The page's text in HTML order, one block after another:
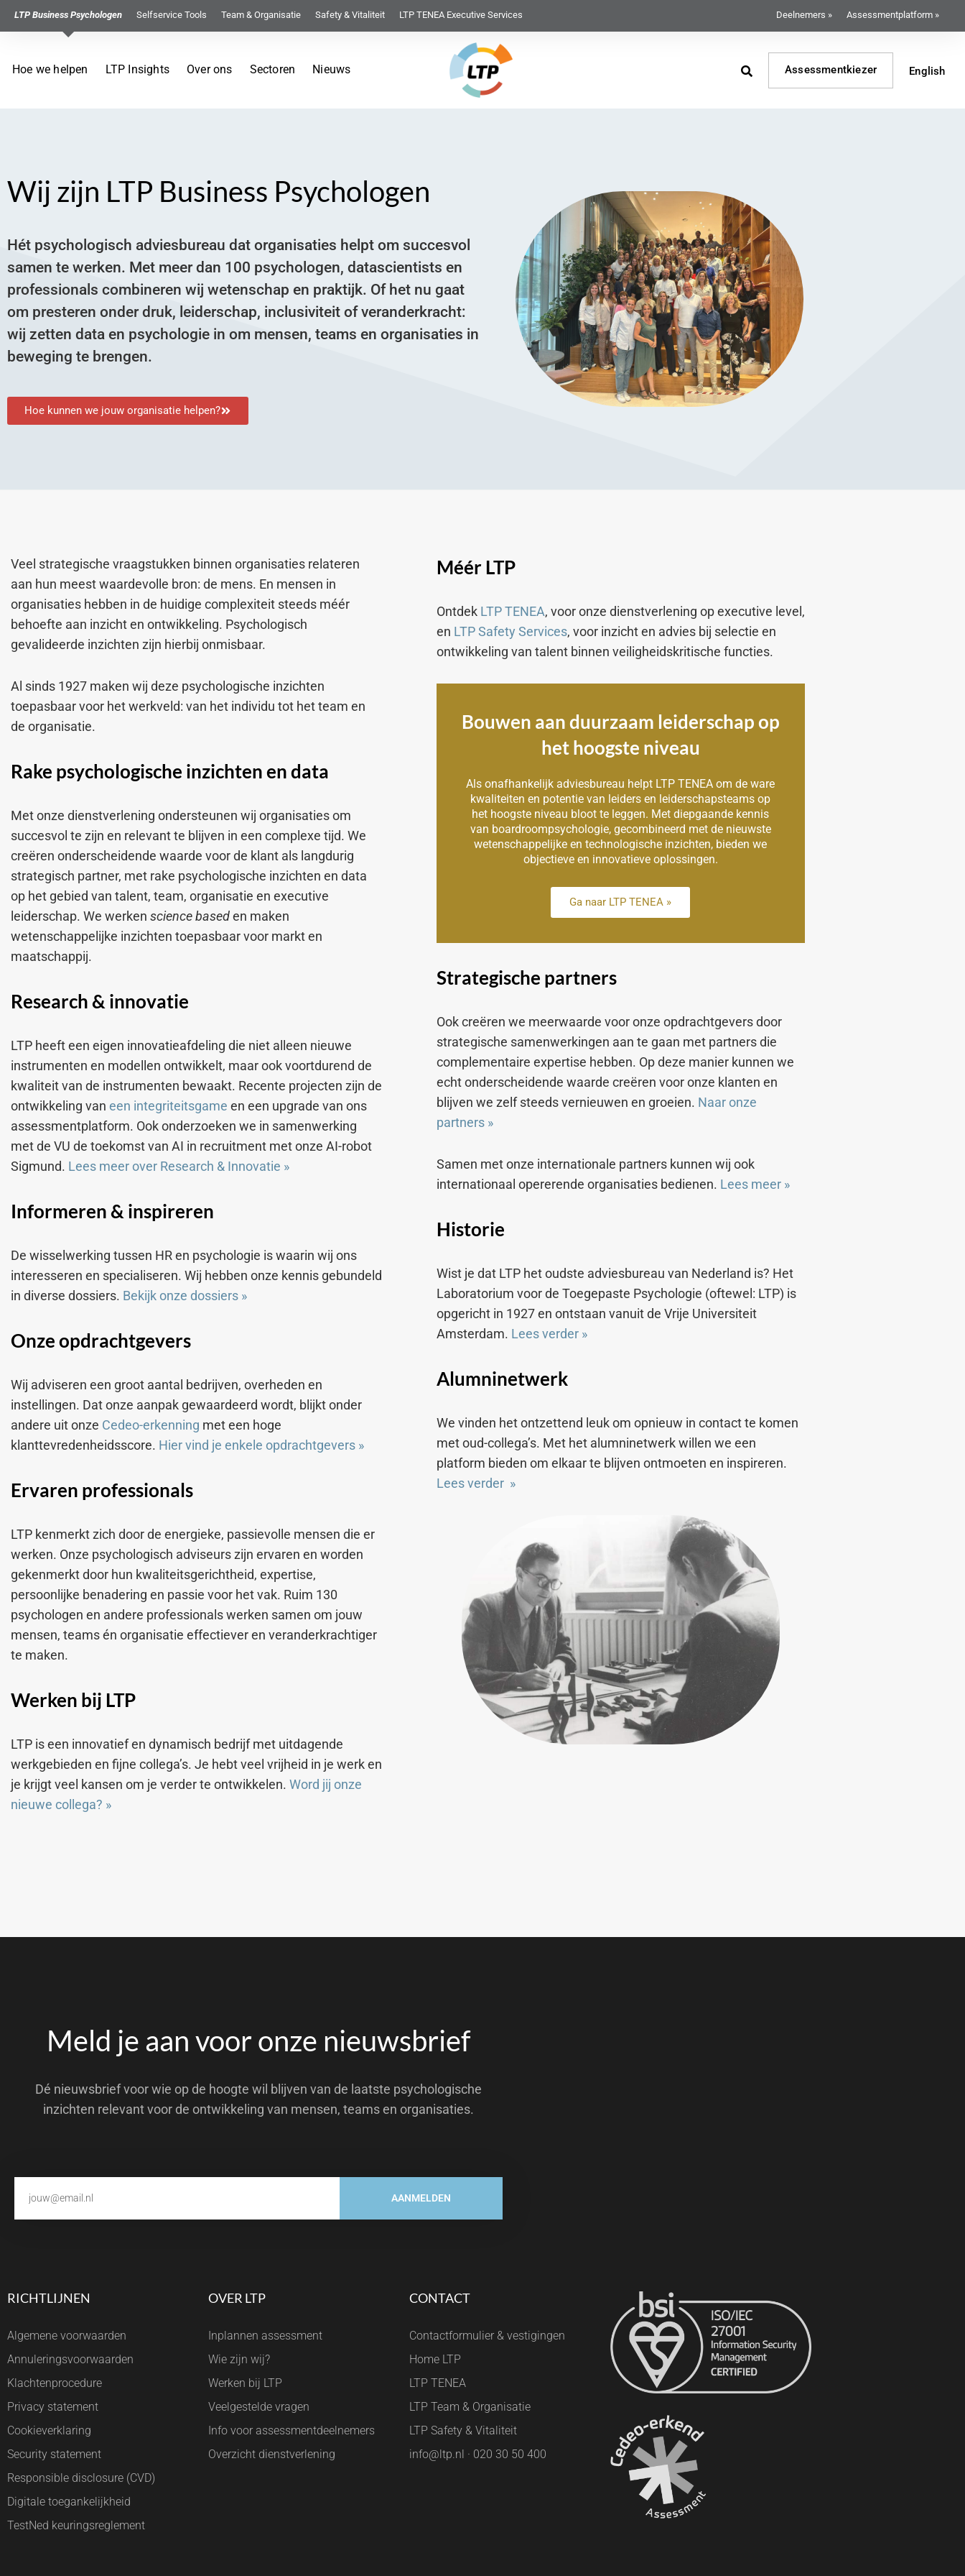
LTP Business Psychologen Selfservice Tools Team & Organisatie Safety & Vitaliteit LTP TENEA Executive Services Deelnemers » Assessmentplatform »
Hoe we helpen LTP Insights Over ons Sectoren Nieuws Assessmentkiezer English
Wij zijn LTP Business Psychologen
Hét psychologisch adviesbureau dat organisaties helpt om succesvol
samen te werken. Met meer dan 100 psychologen, datascientists en
professionals combineren wij wetenschap en praktijk. Of het nu gaat
om presteren onder druk, leiderschap, inclusiviteit of veranderkracht:
wij zetten data en psychologie in om mensen, teams en organisaties in
beweging te brengen.
Hoe kunnen we jouw organisatie helpen?
Veel strategische vraagstukken binnen organisaties relateren
aan hun meest waardevolle bron: de mens. En mensen in
organisaties hebben in de huidige complexiteit steeds méér
behoefte aan inzicht en ontwikkeling. Psychologisch
gevalideerde inzichten zijn hierbij onmisbaar.
Al sinds 1927 maken wij deze psychologische inzichten
toepasbaar voor het werkveld: van het individu tot het team en
de organisatie.
Rake psychologische inzichten en data
Met onze dienstverlening ondersteunen wij organisaties om
succesvol te zijn en relevant te blijven in een complexe tijd. We
creëren onderscheidende waarde voor de klant als langdurig
strategisch partner, met rake psychologische inzichten en data
op het gebied van talent, team, organisatie en executive
leiderschap. We werken science baseden maken
wetenschappelijke inzichten toepasbaar voor markt en
maatschappij.
Research & innovatie
LTP heeft een eigen innovatieafdeling die niet alleen nieuwe
instrumenten en modellen ontwikkelt, maar ook voortdurend de
kwaliteit van de instrumenten bewaakt. Recente projecten zijn de
ontwikkeling van een integriteitsgame en een upgrade van ons
assessmentplatform. Ook onderzoeken we in samenwerking
met de VU de toekomst van AI in recruitment met onze AI-robot
Sigmund. Lees meer over Research & Innovatie »
Informeren & inspireren
De wisselwerking tussen HR en psychologie is waarin wij ons
interesseren en specialiseren. Wij hebben onze kennis gebundeld
in diverse dossiers. Bekijk onze dossiers »
Onze opdrachtgevers
Wij adviseren een groot aantal bedrijven, overheden en
instellingen. Dat onze aanpak gewaardeerd wordt, blijkt onder
andere uit onze Cedeo-erkenning met een hoge
klanttevredenheidsscore. Hier vind je enkele opdrachtgevers »
Ervaren professionals
LTP kenmerkt zich door de energieke, passievolle mensen die er
werken. Onze psychologisch adviseurs zijn ervaren en worden
gekenmerkt door hun kwaliteitsgerichtheid, expertise,
persoonlijke benadering en passie voor het vak. Ruim 130
psychologen en andere professionals werken samen om jouw
mensen, teams én organisatie effectiever en veranderkrachtiger
te maken.
Werken bij LTP
LTP is een innovatief en dynamisch bedrijf met uitdagende
werkgebieden en fijne collega’s. Je hebt veel vrijheid in je werk en
je krijgt veel kansen om je verder te ontwikkelen. Word jij onze
nieuwe collega? »
Méér LTP
Ontdek LTP TENEA, voor onze dienstverlening op executive level,
en LTP Safety Services, voor inzicht en advies bij selectie en
ontwikkeling van talent binnen veiligheidskritische functies.
Bouwen aan duurzaam leiderschap op
het hoogste niveau
Als onafhankelijk adviesbureau helpt LTP TENEA om de ware
kwaliteiten en potentie van leiders en leiderschapsteams op
het hoogste niveau bloot te leggen. Met diepgaande kennis
van boardroompsychologie, gecombineerd met de nieuwste
wetenschappelijke en technologische inzichten, bieden we
objectieve en innovatieve oplossingen.
Ga naar LTP TENEA »
Strategische partners
Ook creëren we meerwaarde voor onze opdrachtgevers door
strategische samenwerkingen aan te gaan met partners die
complementaire expertise hebben. Op deze manier kunnen we
echt onderscheidende waarde creëren voor onze klanten en
blijven we zelf steeds vernieuwen en groeien. Naar onze
partners »
Samen met onze internationale partners kunnen wij ook
internationaal opererende organisaties bedienen. Lees meer »
Historie
Wist je dat LTP het oudste adviesbureau van Nederland is? Het
Laboratorium voor de Toegepaste Psychologie (oftewel: LTP) is
opgericht in 1927 en ontstaan vanuit de Vrije Universiteit
Amsterdam. Lees verder »
Alumninetwerk
We vinden het ontzettend leuk om opnieuw in contact te komen
met oud-collega’s. Met het alumninetwerk willen we een
platform bieden om elkaar te blijven ontmoeten en inspireren.
Lees verder »
Meld je aan voor onze nieuwsbrief
Dé nieuwsbrief voor wie op de hoogte wil blijven van de laatste psychologische
inzichten relevant voor de ontwikkeling van mensen, teams en organisaties.
AANMELDEN
RICHTLIJNEN
Algemene voorwaarden
Annuleringsvoorwaarden
Klachtenprocedure
Privacy statement
Cookieverklaring
Security statement
Responsible disclosure (CVD)
Digitale toegankelijkheid
TestNed keuringsreglement
OVER LTP
Inplannen assessment
Wie zijn wij?
Werken bij LTP
Veelgestelde vragen
Info voor assessmentdeelnemers
Overzicht dienstverlening
CONTACT
Contactformulier & vestigingen
Home LTP
LTP TENEA
LTP Team & Organisatie
LTP Safety & Vitaliteit
info@ltp.nl · 020 30 50 400